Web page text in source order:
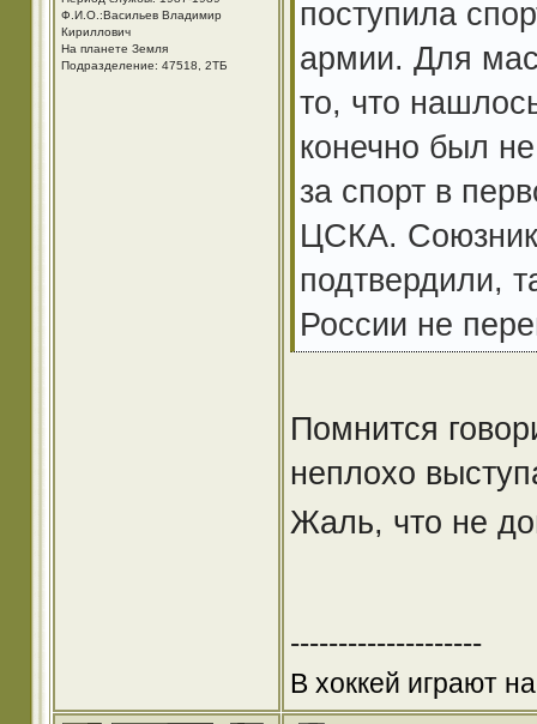
Ф.И.О.:Васильев Владимир
Кириллович
На планете Земля
Подразделение: 47518, 2ТБ
поступила
армии. Для
то, что
конечно был
за спорт в
ЦСКА.
подтвердили,
России не
Помнится
неплохо
Жаль, что не
--------------------
В хоккей играют